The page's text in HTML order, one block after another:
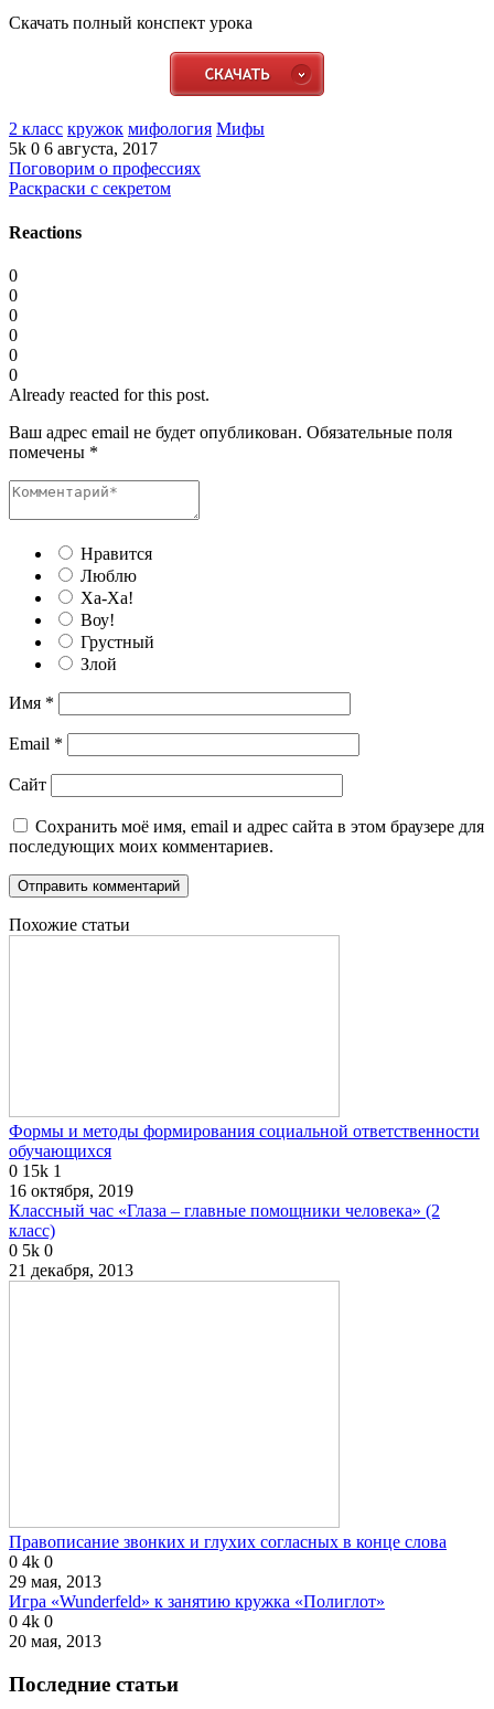
Скачать полный конспект урока
2 класс кружок мифология Мифы
5k 0 6 августа, 2017
Поговорим о профессиях
Раскраски с секретом
Reactions
0
0
0
0
0
0
Already reacted for this post.
Ваш адрес email не будет опубликован. Обязательные поля
помечены *
Нравится
Люблю
Ха-Ха!
Воу!
Грустный
Злой
Имя *
Email *
Сайт
Сохранить моё имя, email и адрес сайта в этом браузере для
последующих моих комментариев.
Похожие статьи
Формы и методы формирования социальной ответственности
обучающихся
0 15k 1
16 октября, 2019
Классный час «Глаза – главные помощники человека» (2
класс)
0 5k 0
21 декабря, 2013
Правописание звонких и глухих согласных в конце слова
0 4k 0
29 мая, 2013
Игра «Wunderfeld» к занятию кружка «Полиглот»
0 4k 0
20 мая, 2013
Последние статьи